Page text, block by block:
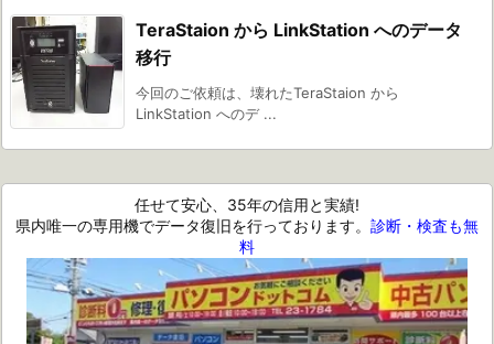
TeraStaion から LinkStation へのデータ
移行
今回のご依頼は、壊れたTeraStaion から
LinkStation へのデ ...
任せて安心、35年の信用と実績!
県内唯一の専用機でデータ復旧を行っております。 診断・検査も無
料